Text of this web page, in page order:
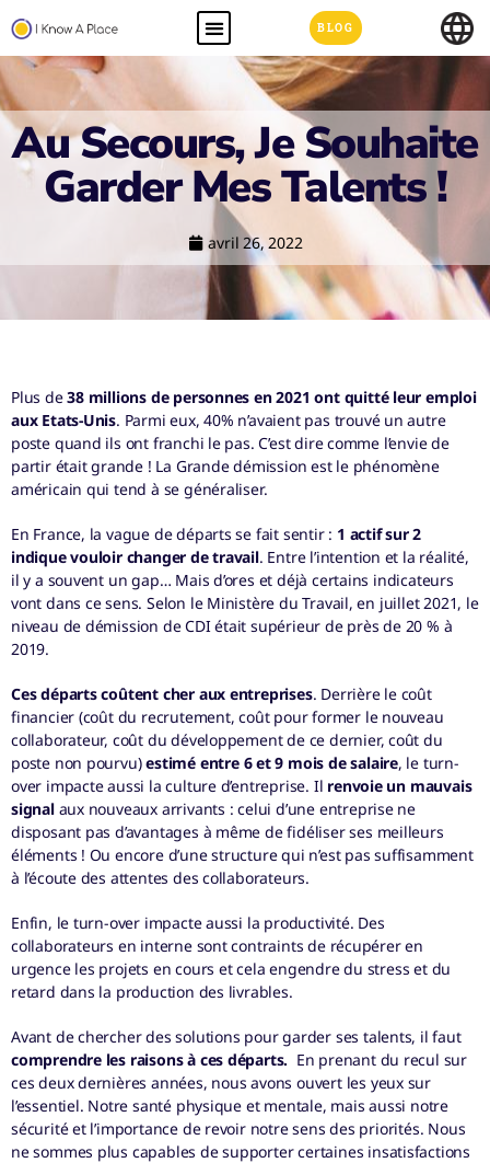
BLOG
Au Secours, Je Souhaite
Garder Mes Talents !
avril 26, 2022
Plus de38 millions de personnes en 2021 ont quitté leur emploi
aux Etats-Unis. Parmi eux, 40% n’avaient pas trouvé un autre
poste quand ils ont franchi le pas. C’est dire comme l’envie de
partir était grande ! La Grande démission est le phénomène
américain qui tend à se généraliser.
En France, la vague de départs se fait sentir : 1 actif sur 2
indique vouloir changer de travail. Entre l’intention et la réalité,
il y a souvent un gap… Mais d’ores et déjà certains indicateurs
vont dans ce sens. Selon le Ministère du Travail, en juillet 2021, le
niveau de démission de CDI était supérieur de près de 20 % à
2019.
Ces départs coûtent cher aux entreprises. Derrière le coût
financier (coût du recrutement, coût pour former le nouveau
collaborateur, coût du développement de ce dernier, coût du
poste non pourvu)estimé entre 6 et 9 mois de salaire, le turn-
over impacte aussi la culture d’entreprise. Il renvoie un mauvais
signalaux nouveaux arrivants : celui d’une entreprise ne
disposant pas d’avantages à même de fidéliser ses meilleurs
éléments ! Ou encore d’une structure qui n’est pas suffisamment
à l’écoute des attentes des collaborateurs.
Enfin, le turn-over impacte aussi la productivité. Des
collaborateurs en interne sont contraints de récupérer en
urgence les projets en cours et cela engendre du stress et du
retard dans la production des livrables.
Avant de chercher des solutions pour garder ses talents, il faut
comprendre les raisons à ces départs. En prenant du recul sur
ces deux dernières années, nous avons ouvert les yeux sur
l’essentiel. Notre santé physique et mentale, mais aussi notre
sécurité et l’importance de revoir notre sens des priorités. Nous
ne sommes plus capables de supporter certaines insatisfactions